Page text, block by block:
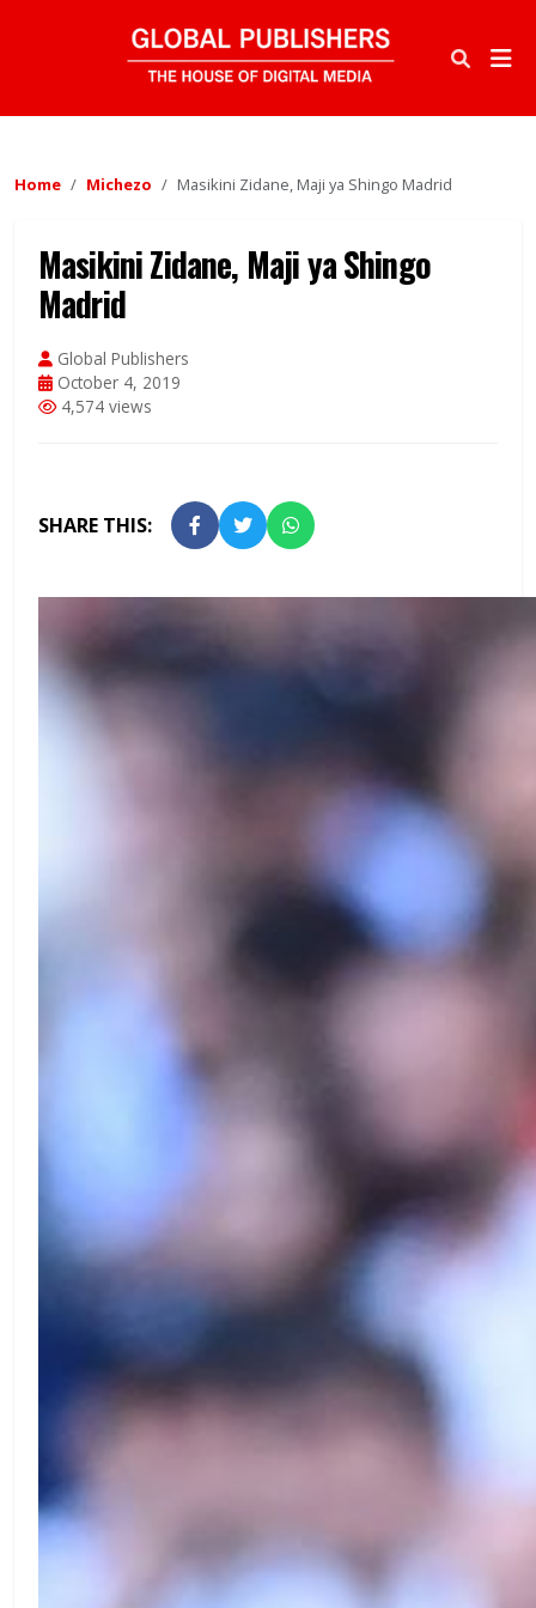
Home Michezo Masikini Zidane, Maji ya Shingo Madrid
Masikini Zidane, Maji ya Shingo
Madrid
Global Publishers
October 4, 2019
4,574 views
SHARE THIS: